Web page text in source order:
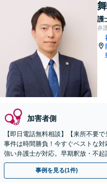
護
弁
加害者側
【即日電話無料相談】【来所不要
事件は時間勝負！今すぐベストな
強い弁護士が対応。早期釈放・不
室】【天神南駅直結】
事例を見る(1件)